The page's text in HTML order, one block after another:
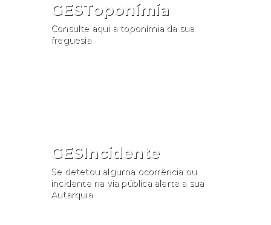
GESToponímia
Consulte aqui a toponímia da sua
freguesia
GESIncidente
Se detetou alguma ocorrência ou
incidente na via pública alerte a sua
Autarquia